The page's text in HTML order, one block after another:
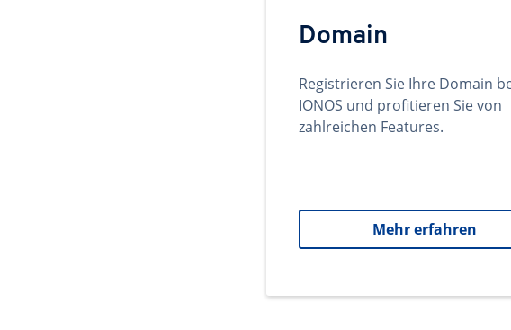
Domain
Registrieren Sie Ihre Domain
IONOS und profitieren Sie von
zahlreichen Features.
Mehr erfahren